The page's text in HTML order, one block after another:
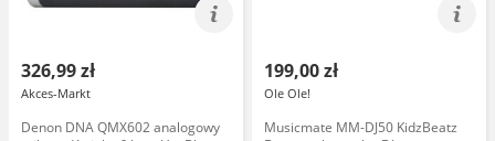
326,99 zł
Akces-Markt
Denon DNA QMX602 analogowy
199,00 zł
Ole Ole!
Musicmate MM-DJ50 KidzBeatz